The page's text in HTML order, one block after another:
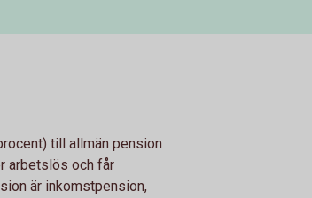
till allmän pension
arbetslös och får
är inkomstpension,